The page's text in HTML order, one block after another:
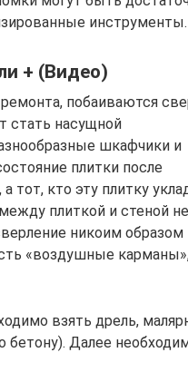
инструменты.
+ (Видео)
побаиваются
стать насущной
шкафчики и
плитки после
тот, кто эту плитку
плиткой и стеной не
никоим образом
«воздушные
взять дрель,
бетону). Далее